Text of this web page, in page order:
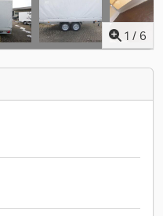
1 / 6